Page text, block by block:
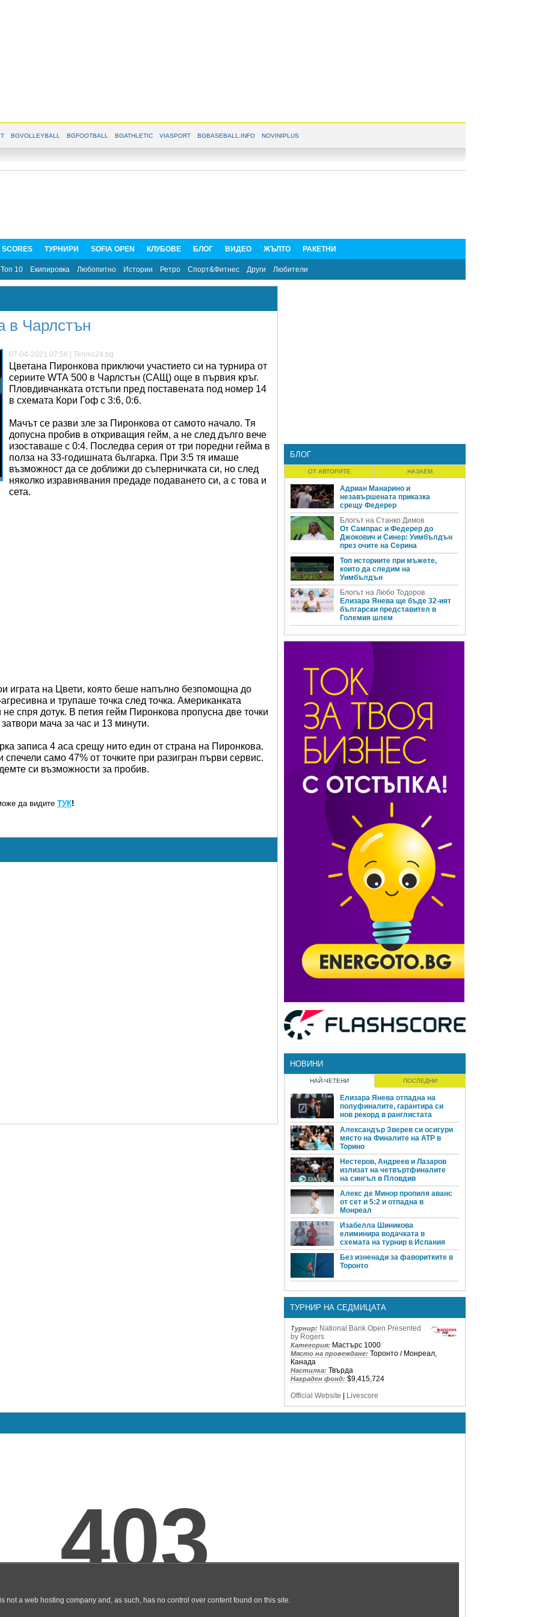
BGVOLLEYBALL BGFOOTBALL BGATHLETIC VIASPORT BGBASEBALL.INFO NOVINIPLUS
SCORES ТУРНИРИ SOFIA OPEN КЛУБОВЕ БЛОГ ВИДЕО ЖЪЛТО РАКЕТНИ
Топ 10 Екипировка Любопитно Истории Ретро Спорт&Фитнес Други Любители
в Чарлстън
07-04-2021 07:56 | Tennis24.bg
Цветана Пиронкова приключи участието си на турнира от
сериите WТА 500 в Чарлстън (САЩ) още в първия кръг.
Пловдивчанката отстъпи пред поставената под номер 14
в схемата Кори Гоф с 3:6, 0:6.
Мачът се разви зле за Пиронкова от самото начало. Тя
допусна пробив в откриващия гейм, а не след дълго вече
изоставаше с 0:4. Последва серия от три поредни гейма в
полза на 33-годишната българка. При 3:5 тя имаше
възможност да се доближи до съперничката си, но след
няколко изравнявания предаде подаването си, а с това и
сета.
играта на Цвети, която беше напълно безпомощна до
и трупаше точка след точка. Американката
спря дотук. В петия гейм Пиронкова пропусна две точки
мача за час и 13 минути.
записа 4 аса срещу нито един от страна на Пиронкова.
само 47% от точките при разигран първи сервис.
си възможности за пробив.
да видите ТУК!
БЛОГ
ОТ АВТОРИТЕ НАЗАЕМ
Адриан Манарино и
незавършената приказка
срещу Федерер
Блогът на Станко Димов
От Сампрас и Федерер до
Джокович и Синер: Уимбълдън
през очите на Серина
Топ историите при мъжете,
които да следим на
Уимбълдън
Блогът на Любо Тодоров
Елизара Янева ще бъде 32-ият
български представител в
Големия шлем
НОВИНИ
НАЙ-ЧЕТЕНИ ПОСЛЕДНИ
Елизара Янева отпадна на
полуфиналите, гарантира си
нов рекорд в ранглистата
Александър Зверев си осигури
място на Финалите на ATP в
Торино
Нестеров, Андреев и Лазаров
излизат на четвъртфиналите
на сингъл в Пловдив
Алекс де Минор пропиля аванс
от сет и 5:2 и отпадна в
Монреал
Изабелла Шиникова
елиминира водачката в
схемата на турнир в Испания
Без изненади за фаворитките в
Торонто
ТУРНИР НА СЕДМИЦАТА
Турнир: National Bank Open Presented
by Rogers
Категория: Мастърс 1000
Място на провеждане: Торонто / Монреал,
Канада
Настилка: Твърда
Награден фонд: $9,415,724
Official Website | Livescore